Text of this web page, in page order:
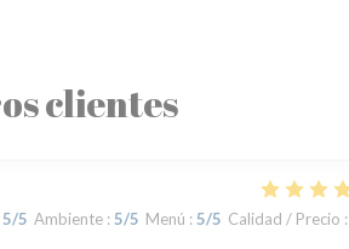
clientes
5/5 Ambiente: 5/5 Menú : 5/5 Calidad / Precio :